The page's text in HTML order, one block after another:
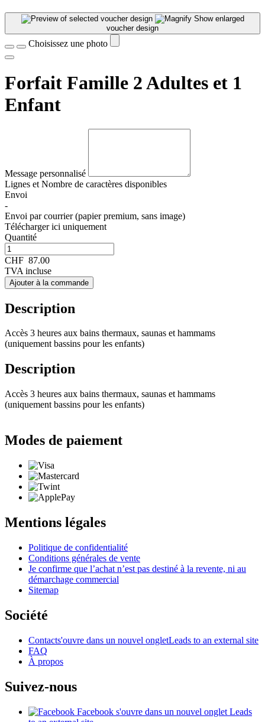
Show enlarged
voucher design
Choisissez une photo
Forfait Famille 2 Adultes et 1
Enfant
Message personnalisé
Lignes et Nombre de caractères disponibles
Envoi
-
Envoi par courrier (papier premium, sans image)
Télécharger ici uniquement
Quantité
CHF 87.00
TVA incluse
Ajouter à la commande
Description
Accès 3 heures aux bains thermaux, saunas et hammams
(uniquement bassins pour les enfants)
Description
Accès 3 heures aux bains thermaux, saunas et hammams
(uniquement bassins pour les enfants)
Modes de paiement
Mentions légales
Politique de confidentialité
Conditions générales de vente
Je confirme que l’achat n’est pas destiné à la revente, ni au
démarchage commercial
Sitemap
Société
Contacts'ouvre dans un nouvel ongletLeads to an external site
FAQ
À propos
Suivez-nous
Facebook s'ouvre dans un nouvel onglet Leads